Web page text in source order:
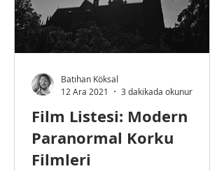
Film Listesi: Modern
Paranormal Korku
Filmleri
Batıhan Köksal
12 Ara 2021
3 dakikada okunur